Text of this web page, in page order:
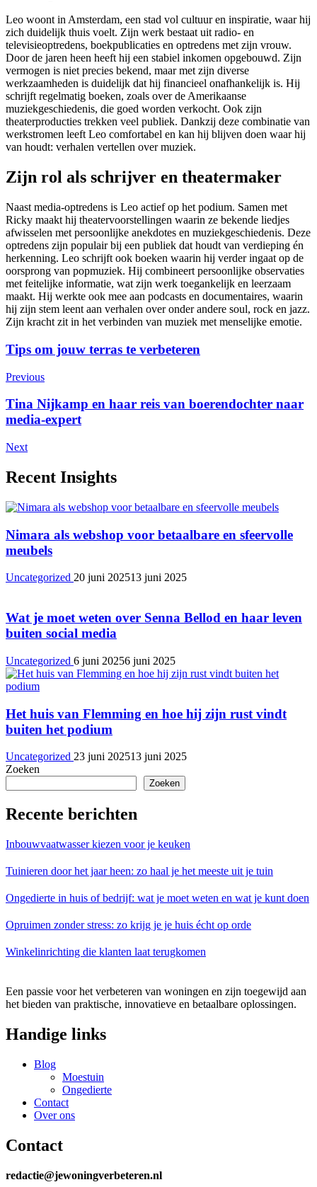
Leo woont in Amsterdam, een stad vol cultuur en inspiratie, waar hij
zich duidelijk thuis voelt. Zijn werk bestaat uit radio- en
televisieoptredens, boekpublicaties en optredens met zijn vrouw.
Door de jaren heen heeft hij een stabiel inkomen opgebouwd. Zijn
vermogen is niet precies bekend, maar met zijn diverse
werkzaamheden is duidelijk dat hij financieel onafhankelijk is. Hij
schrijft regelmatig boeken, zoals over de Amerikaanse
muziekgeschiedenis, die goed worden verkocht. Ook zijn
theaterproducties trekken veel publiek. Dankzij deze combinatie van
werkstromen leeft Leo comfortabel en kan hij blijven doen waar hij
van houdt: verhalen vertellen over muziek.
Zijn rol als schrijver en theatermaker
Naast media-optredens is Leo actief op het podium. Samen met
Ricky maakt hij theatervoorstellingen waarin ze bekende liedjes
afwisselen met persoonlijke anekdotes en muziekgeschiedenis. Deze
optredens zijn populair bij een publiek dat houdt van verdieping én
herkenning. Leo schrijft ook boeken waarin hij verder ingaat op de
oorsprong van popmuziek. Hij combineert persoonlijke observaties
met feitelijke informatie, wat zijn werk toegankelijk en leerzaam
maakt. Hij werkte ook mee aan podcasts en documentaires, waarin
hij zijn stem leent aan verhalen over onder andere soul, rock en jazz.
Zijn kracht zit in het verbinden van muziek met menselijke emotie.
Post
Navigation
Tips om jouw terras te verbeteren
Previous
Tina Nijkamp en haar reis van boerendochter naar
media-expert
Next
Recent Insights
Nimara als webshop voor betaalbare en sfeervolle
meubels
Uncategorized 20 juni 202513 juni 2025
Wat je moet weten over Senna Bellod en haar leven
buiten social media
Uncategorized 6 juni 20256 juni 2025
Het huis van Flemming en hoe hij zijn rust vindt
buiten het podium
Uncategorized 23 juni 202513 juni 2025
Zoeken
Zoeken
Recente berichten
Inbouwvaatwasser kiezen voor je keuken
Tuinieren door het jaar heen: zo haal je het meeste uit je tuin
Ongedierte in huis of bedrijf: wat je moet weten en wat je kunt doen
Opruimen zonder stress: zo krijg je je huis écht op orde
Winkelinrichting die klanten laat terugkomen
Een passie voor het verbeteren van woningen en zijn toegewijd aan
het bieden van praktische, innovatieve en betaalbare oplossingen.
Handige links
Blog
Moestuin
Ongedierte
Contact
Over ons
Contact
redactie@jewoningverbeteren.nl